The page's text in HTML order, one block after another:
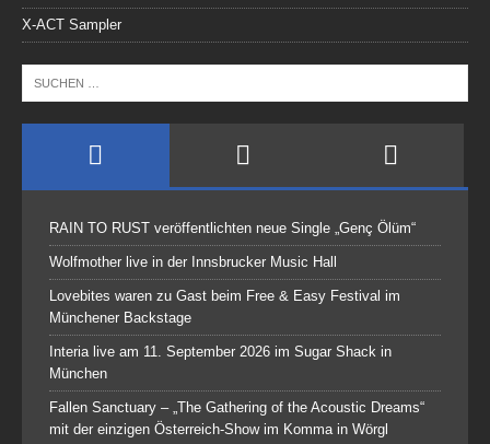
X-ACT Sampler
RAIN TO RUST veröffentlichten neue Single „Genç Ölüm“
Wolfmother live in der Innsbrucker Music Hall
Lovebites waren zu Gast beim Free & Easy Festival im
Münchener Backstage
Interia live am 11. September 2026 im Sugar Shack in
München
Fallen Sanctuary – „The Gathering of the Acoustic Dreams“
mit der einzigen Österreich-Show im Komma in Wörgl